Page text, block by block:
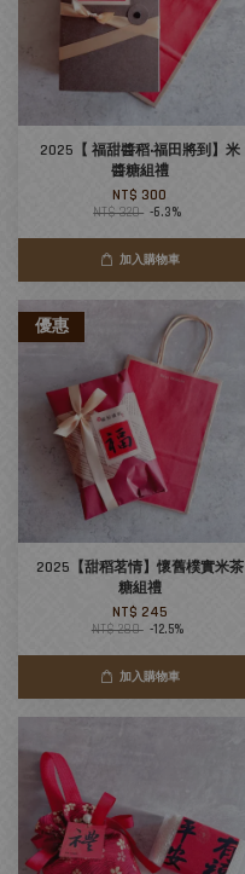
2025【 福甜醬稻‧福田將到】米
醬糖組禮
NT$ 300
NT$ 320 -6.3%
加入購物車
優惠
2025【甜稻茗情】懷舊樸實米茶
糖組禮
NT$ 245
NT$ 280 -12.5%
加入購物車